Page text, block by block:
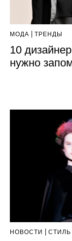
МОДА ТРЕНДЫ
10
нужно
НОВОСТИ СТИЛЬ